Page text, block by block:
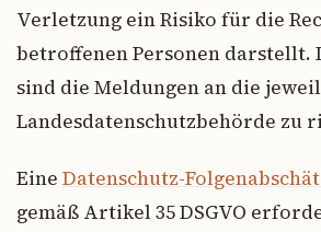
Verletzung ein Risiko für die
betroffenen Personen darstellt.
sind die Meldungen an die
Landesdatenschutzbehörde zu
Eine Datenschutz-
gemäß Artikel 35 DSGVO